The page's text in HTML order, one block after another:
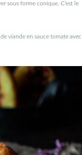
sous forme conique. C’est le
viande en sauce tomate avec